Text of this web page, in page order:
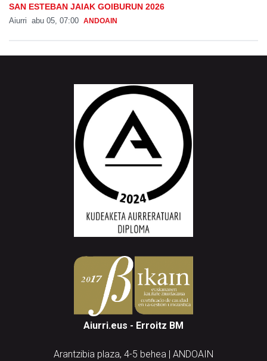
SAN ESTEBAN JAIAK GOIBURUN 2026
Aiurri abu 05, 07:00 ANDOAIN
Aiurri.eus - Erroitz BM
Arantzibia plaza, 4-5 behea | ANDOAIN